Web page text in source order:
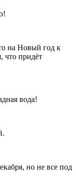
на Новый год к
что придёт
вода!
но не все под